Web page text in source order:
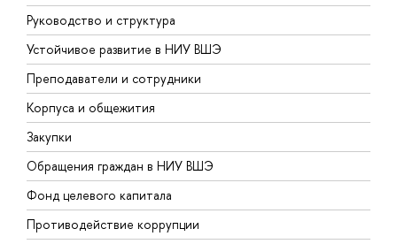
Руководство и структура
Устойчивое развитие в НИУ ВШЭ
Преподаватели и сотрудники
Корпуса и общежития
Закупки
Обращения граждан в НИУ ВШЭ
Фонд целевого капитала
Противодействие коррупции